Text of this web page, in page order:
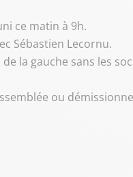
ce matin à 9h.
Sébastien Lecornu.
la gauche sans les
ou